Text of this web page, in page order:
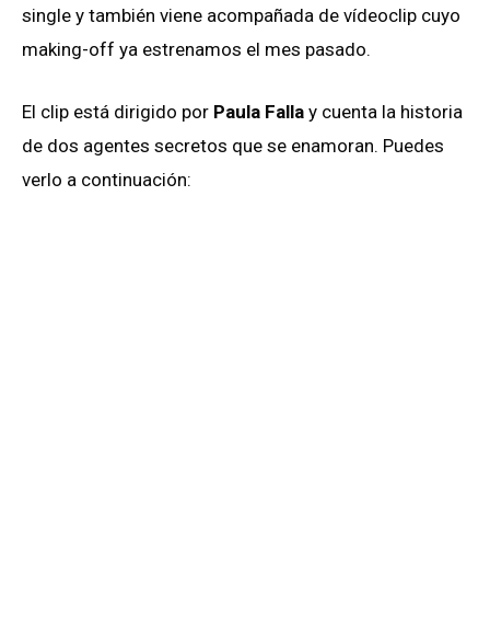
single y también viene acompañada de vídeoclip cuyo
making-off ya estrenamos el mes pasado.
El clip está dirigido por Paula Falla y cuenta la historia
de dos agentes secretos que se enamoran. Puedes
verlo a continuación: